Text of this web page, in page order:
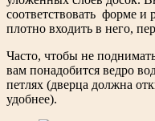
соответствовать форме и
плотно входить в него,
Часто, чтобы не
вам понадобится ведро
петлях (дверца должна
удобнее).